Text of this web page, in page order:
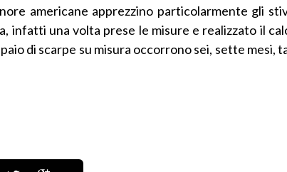
americane apprezzino particolarmente gli
infatti una volta prese le misure e realizzato il
di scarpe su misura occorrono sei, sette mesi,